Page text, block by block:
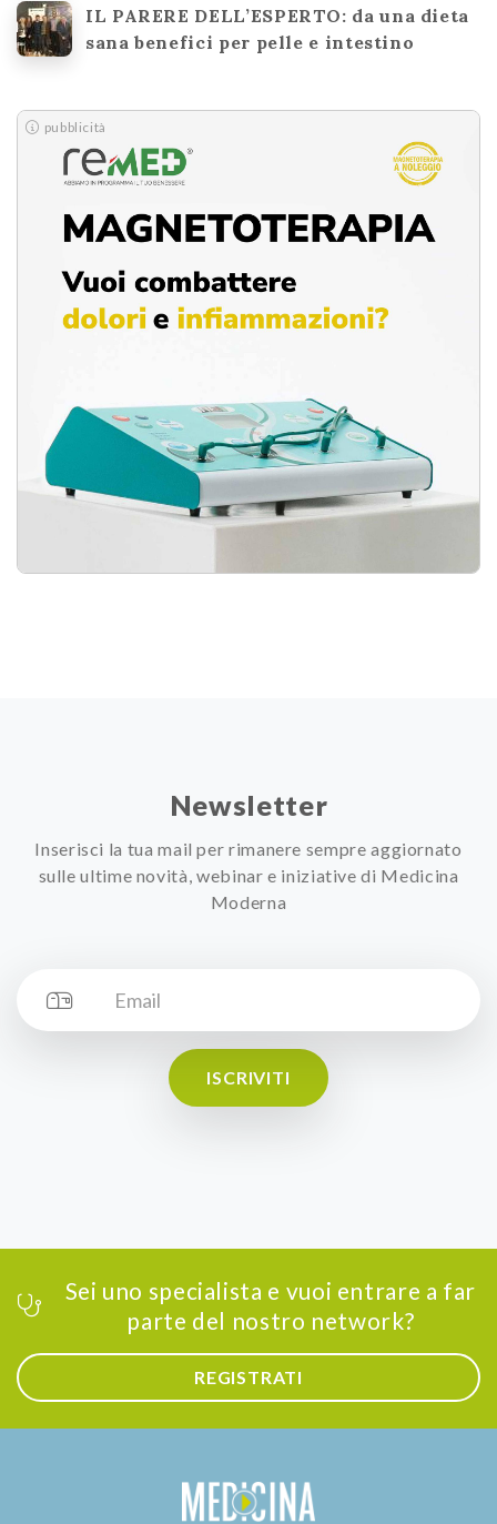
IL PARERE DELL’ESPERTO: da una dieta
sana benefici per pelle e intestino
pubblicità
Newsletter
Inserisci la tua mail per rimanere sempre aggiornato
sulle ultime novità, webinar e iniziative di Medicina
Moderna
ISCRIVITI
Sei uno specialista e vuoi entrare a far
parte del nostro network?
REGISTRATI